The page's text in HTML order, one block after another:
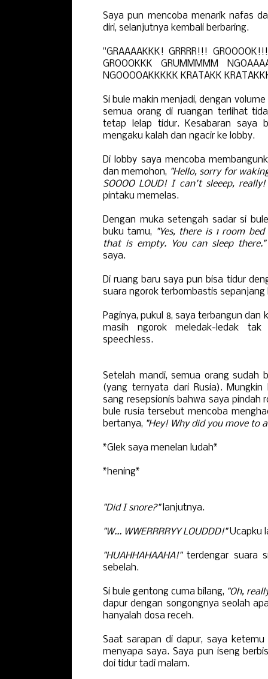
Saya pun mencoba menarik nafas
diri, selanjutnya kembali berbaring.
"GRAAAAKKK! GRRRR!!!
GROOOKKK GRUMMMMM
NGOOOOAKKKKK KRATAKK
Si bule makin menjadi, dengan
semua orang di ruangan terlihat
tetap lelap tidur. Kesabaran saya
mengaku kalah dan ngacir ke lobby.
Di lobby saya mencoba
dan memohon, "Hello, sorry for
SOOOO LOUD! I can't sleeep,
pintaku memelas.
Dengan muka setengah sadar si
buku tamu,
"Yes, there is 1 room
that is empty. You can sleep there."
saya.
Di ruang baru saya pun bisa tidur
suara ngorok terbombastis
Paginya, pukul 8, saya terbangun dan
masih ngorok meledak-ledak tak
speechless.
Setelah mandi, semua orang sudah
(yang ternyata dari Rusia).
sang resepsionis bahwa saya pindah
bule rusia tersebut mencoba
bertanya, "Hey! Why did you move to
*Glek saya menelan ludah*
*hening*
"Did I snore?"lanjutnya.
"W... WWERRRRYY LOUDDD!"Ucapku
"HUAHHAHAAHA!"terdengar suara
sebelah.
Si bule gentong cuma bilang, "Oh,
dapur dengan songongnya seolah
hanyalah dosa receh.
Saat sarapan di dapur, saya
menyapa saya. Saya pun iseng
doi tidur tadi malam.